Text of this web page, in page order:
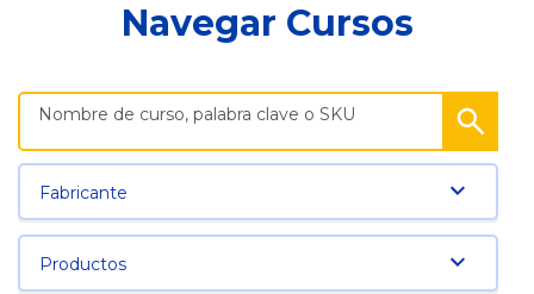
Navegar Cursos
Fabricante
Productos